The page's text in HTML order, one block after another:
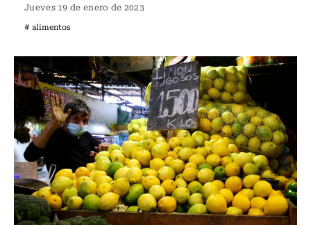
Jueves 19 de enero de 2023
# alimentos